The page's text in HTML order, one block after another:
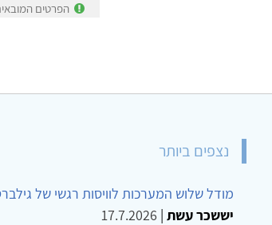
הפרטים
נצפים ביותר
מודל שלוש המערכות לוויסות רגשי של
יששכר עשת |
17.7.2026